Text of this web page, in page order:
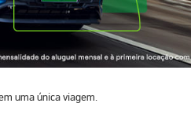
uma única viagem.